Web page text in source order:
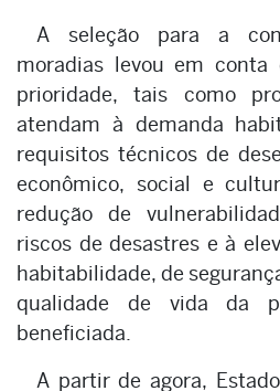
A seleção para a
moradias levou em conta
prioridade, tais como
atendam à demanda
requisitos técnicos de
econômico, social e
redução de
riscos de desastres e à
habitabilidade, de
qualidade de vida da
beneficiada.
A partir de agora,